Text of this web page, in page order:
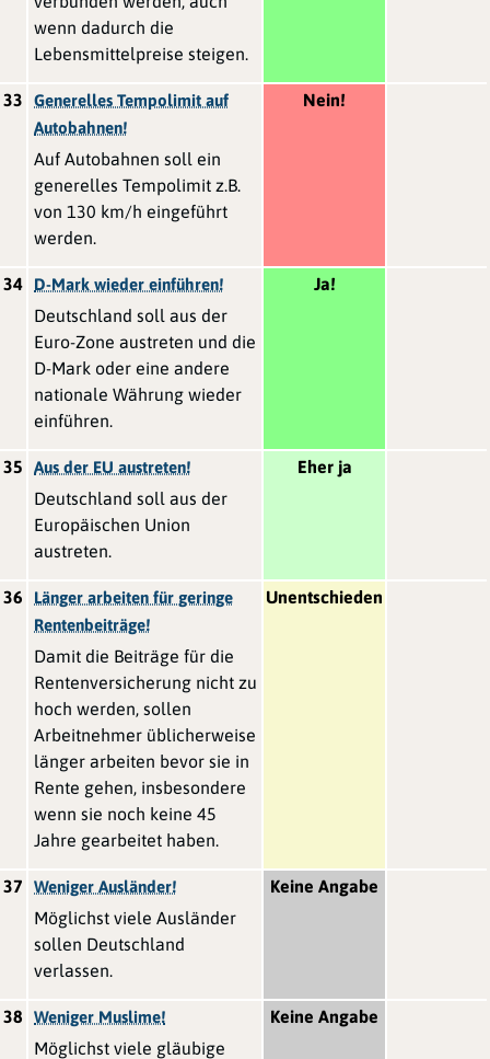
wenn dadurch die
Lebensmittelpreise steigen.
33
Generelles Tempolimit auf
Autobahnen!
Auf Autobahnen soll ein
generelles Tempolimit z.B.
von 130 km/h eingeführt
werden.
Nein!
34 D-Mark wieder einführen!
Deutschland soll aus der
Euro-Zone austreten und die
D-Mark oder eine andere
nationale Währung wieder
einführen.
Ja!
35 Aus der EU austreten!
Deutschland soll aus der
Europäischen Union
austreten.
Eher ja
36
Länger arbeiten für geringe
Rentenbeiträge!
Damit die Beiträge für die
Rentenversicherung nicht zu
hoch werden, sollen
Arbeitnehmer üblicherweise
länger arbeiten bevor sie in
Rente gehen, insbesondere
wenn sie noch keine 45
Jahre gearbeitet haben.
Unentschieden
37 Weniger Ausländer!
Möglichst viele Ausländer
sollen Deutschland
verlassen.
Keine Angabe
38 Weniger Muslime!
Möglichst viele gläubige
Keine Angabe